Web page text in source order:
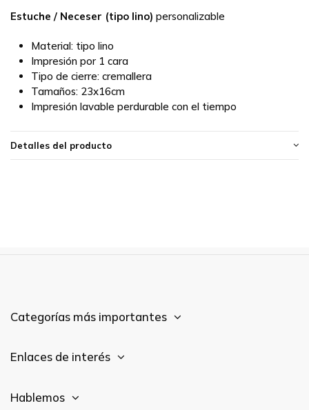
Estuche / Neceser (tipo lino) personalizable
Material: tipo lino
Impresión por 1 cara
Tipo de cierre: cremallera
Tamaños: 23x16cm
Impresión lavable perdurable con el tiempo
Detalles del producto
Categorías más importantes
Enlaces de interés
Hablemos